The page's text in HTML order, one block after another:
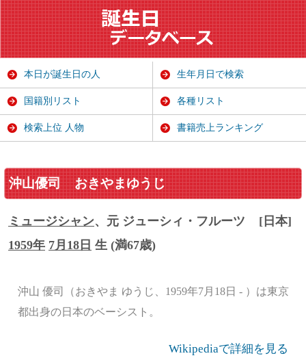
沖山優司 おきやまゆうじ
ミュージシャン、元 ジューシィ・フルーツ
[日本]
1959年 7月18日 生 (満67歳)
沖山 優司（おきやま ゆうじ、1959年7月18日 - ）は東京
都出身の日本のベーシスト。
Wikipediaで詳細を見る
本日が誕生日の人 生年月日で検索
国籍別リスト 各種リスト
検索上位 人物 書籍売上ランキング